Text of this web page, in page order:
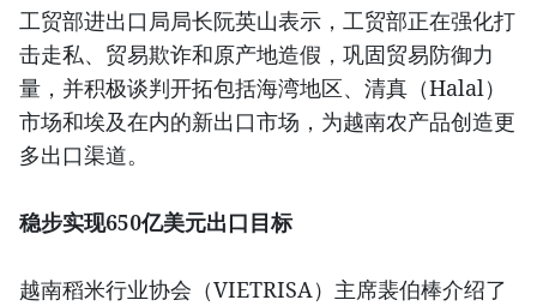
工贸部进出口局局长阮英山表示，工贸部正在强化打
击走私、贸易欺诈和原产地造假，巩固贸易防御力
量，并积极谈判开拓包括海湾地区、清真（Halal）
市场和埃及在内的新出口市场，为越南农产品创造更
多出口渠道。
稳步实现650亿美元出口目标
越南稻米行业协会（VIETRISA）主席裴伯棒介绍了